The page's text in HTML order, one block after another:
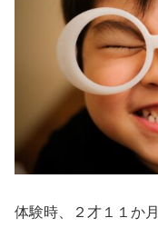
体験時、２才１１か